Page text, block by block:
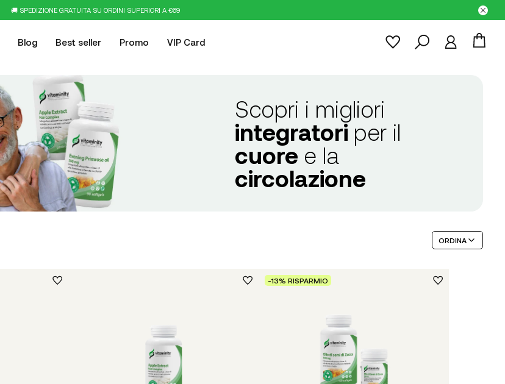
🚚 SPEDIZIONE GRATUITA SU ORDINI SUPERIORI A €69
Blog Best seller Promo VIP Card
Scopri i migliori
integratoriper il
cuore e la
circolazione
ORDINA
-13% RISPARMIO